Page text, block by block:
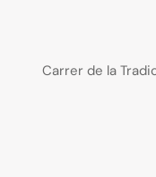
Carrer de la